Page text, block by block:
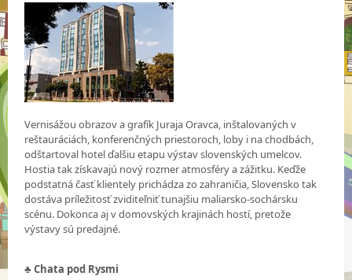
Vernisážou obrazov a grafík Juraja Oravca, inštalovaných v
reštauráciách, konferenčných priestoroch, loby i na chodbách,
odštartoval hotel ďalšiu etapu výstav slovenských umelcov.
Hostia tak získavajú nový rozmer atmosféry a zážitku. Keďže
podstatná časť klientely prichádza zo zahraničia, Slovensko tak
dostáva príležitosť zviditeľniť tunajšiu maliarsko-sochársku
scénu. Dokonca aj v domovských krajinách hostí, pretože
výstavy sú predajné.
♣ Chata pod Rysmi